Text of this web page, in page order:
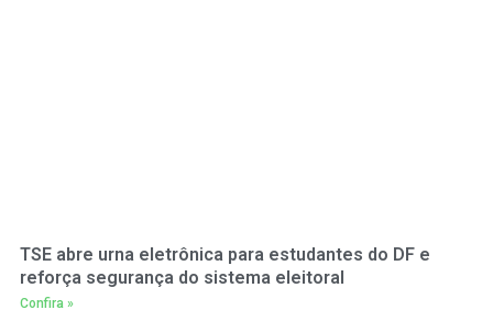
TSE abre urna eletrônica para estudantes do DF e
reforça segurança do sistema eleitoral
Confira »